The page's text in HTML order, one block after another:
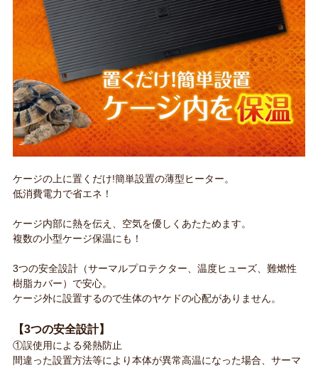
ケージの上に置くだけ!簡単設置の薄型ヒーター。
低消費電力で省エネ！
ケージ内部に熱を伝え、空気を優しくあたためます。
複数の小型ケージ保温にも！
3つの安全設計（サーマルプロテクター、温度ヒューズ、難燃性
樹脂カバー）で安心。
ケージ外に設置するので生体のヤケドの心配がありません。
【3つの安全設計】
①誤使用による発熱防止
間違った設置方法等により本体が異常高温になった場合、サーマ